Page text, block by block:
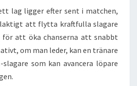
lag ligger efter sent i matchen,
att flytta kraftfulla slagare
för att öka chanserna att snabbt
om man leder, kan en tränare
som kan avancera löpare